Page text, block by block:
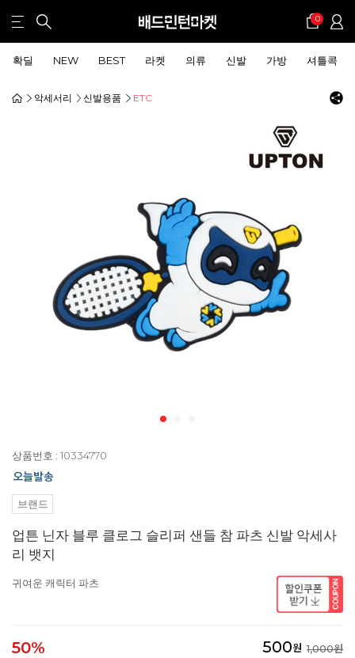
0
확딜 NEW BEST 라켓 의류 신발 가방 셔틀콕
악세서리 신발용품 ETC
상품번호 : 10334770
브랜드
업튼 닌자 블루 클로그 슬리퍼 샌들 참 파츠 신발 악세사
리 뱃지
귀여운 캐릭터 파츠
50% 500원 1,000원